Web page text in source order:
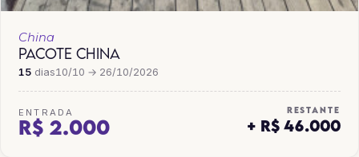
China
PACOTE CHINA
15 dias10/10 → 26/10/2026
ENTRADA
R$ 2.000
RESTANTE
+ R$ 46.000